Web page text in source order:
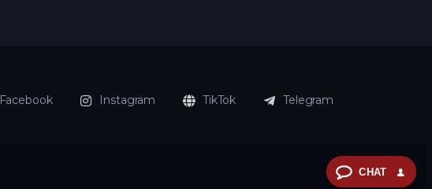
Facebook Instagram TikTok Telegram
CHAT